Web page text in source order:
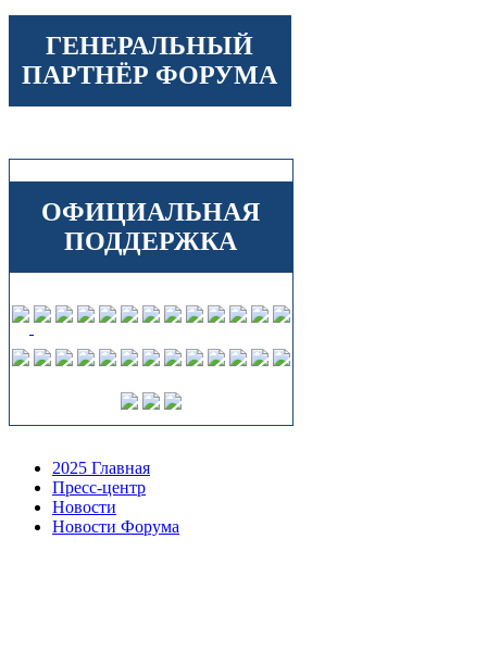
ГЕНЕРАЛЬНЫЙ
ПАРТНЁР ФОРУМА
ОФИЦИАЛЬНАЯ
ПОДДЕРЖКА
2025 Главная
Пресс-центр
Новости
Новости Форума